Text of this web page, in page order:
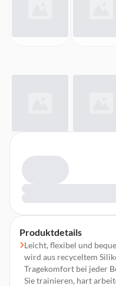
Produktdetails
Leicht, flexibel und
wird aus recyceltem
Tragekomfort bei jeder
Sie trainieren, hart